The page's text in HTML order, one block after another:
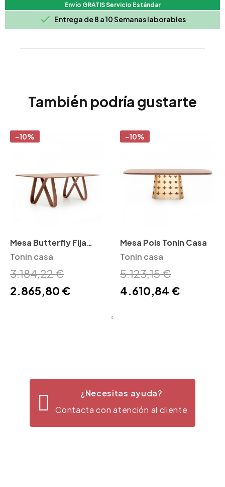
Envío GRATIS Servicio Estándar
 Entrega de 8 a 10 Semanas laborables
También podría gustarte
-10%
Mesa Butterfly Fija
Recta Tonin Casa
Tonin casa
3.184,22 €
2.865,80 €
-10%
Mesa Pois Tonin Casa
Tonin casa
5.123,15 €
4.610,84 €
¿Necesitas ayuda?
Contacta con atención al cliente